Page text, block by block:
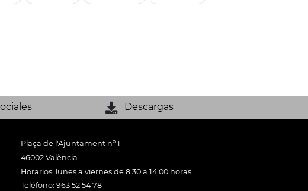
Descargas
Plaça de l'Ajuntament nº 1
46002 València
Horarios: lunes a viernes de 8:30 a 14:00 horas
Teléfono: 963 52 54 78